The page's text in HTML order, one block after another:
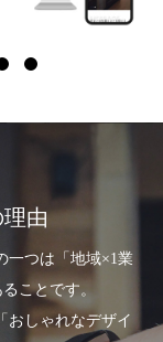
由
一つは「地域×1業
ことです。
おしゃれなデザイ